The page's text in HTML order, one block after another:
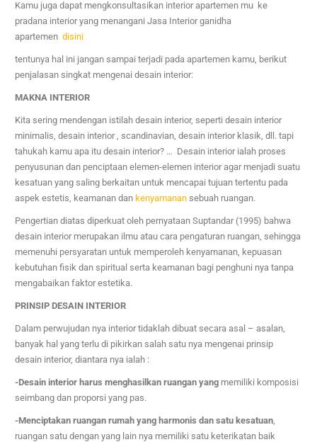
Kamu juga dapat mengkonsultasikan interior apartemen mu ke
pradana interior yang menangani Jasa Interior ganidha
apartemen disini
tentunya hal ini jangan sampai terjadi pada apartemen kamu, berikut
penjalasan singkat mengenai desain interior:
MAKNA INTERIOR
Kita sering mendengan istilah desain interior, seperti desain interior
minimalis, desain interior , scandinavian, desain interior klasik, dll. tapi
tahukah kamu apa itu desain interior? … Desain interior ialah proses
penyusunan dan penciptaan elemen-elemen interior agar menjadi suatu
kesatuan yang saling berkaitan untuk mencapai tujuan tertentu pada
aspek estetis, keamanan dan kenyamanan sebuah ruangan.
Pengertian diatas diperkuat oleh pernyataan Suptandar (1995) bahwa
desain interior merupakan ilmu atau cara pengaturan ruangan, sehingga
memenuhi persyaratan untuk memperoleh kenyamanan, kepuasan
kebutuhan fisik dan spiritual serta keamanan bagi penghuni nya tanpa
mengabaikan faktor estetika.
PRINSIP DESAIN INTERIOR
Dalam perwujudan nya interior tidaklah dibuat secara asal – asalan,
banyak hal yang terlu di pikirkan salah satu nya mengenai prinsip
desain interior, diantara nya ialah :
-Desain interior harus menghasilkan ruangan yang memiliki komposisi
seimbang dan proporsi yang pas.
-Menciptakan ruangan rumah yang harmonis dan satu kesatuan
ruangan satu dengan yang lain nya memiliki satu keterikatan baik